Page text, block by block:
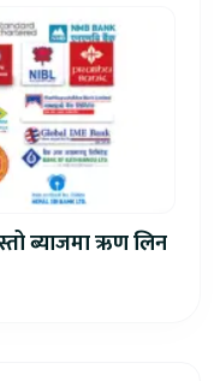
ब्याजमा ऋण लिन